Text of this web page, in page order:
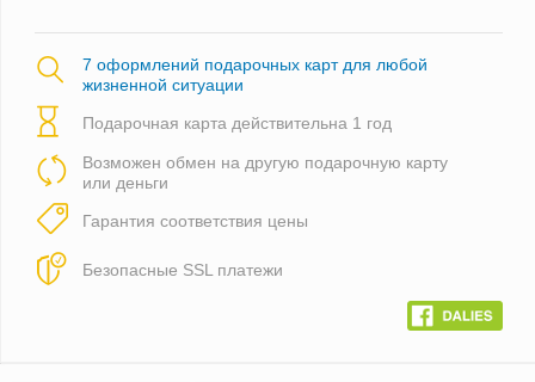
7 оформлений подарочных карт для любой
жизненной ситуации
Подарочная карта действительна 1 год
Возможен обмен на другую подарочную карту
или деньги
Гарантия соответствия цены
Безопасные SSL платежи